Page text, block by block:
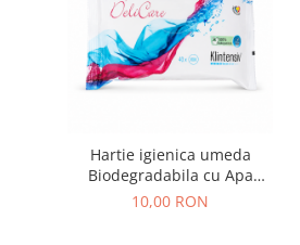
Hartie igienica umeda
Biodegradabila cu Apa
Micelara 40 buc
10,00 RON